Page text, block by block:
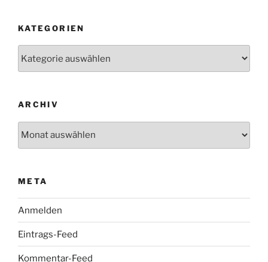
KATEGORIEN
ARCHIV
META
Anmelden
Eintrags-Feed
Kommentar-Feed